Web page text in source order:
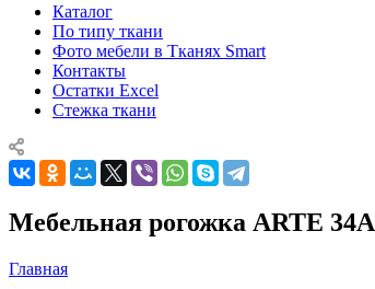
Каталог
По типу ткани
Фото мебели в Тканях Smart
Контакты
Остатки Excel
Стежка ткани
Мебельная рогожка ARTE 34A
Главная